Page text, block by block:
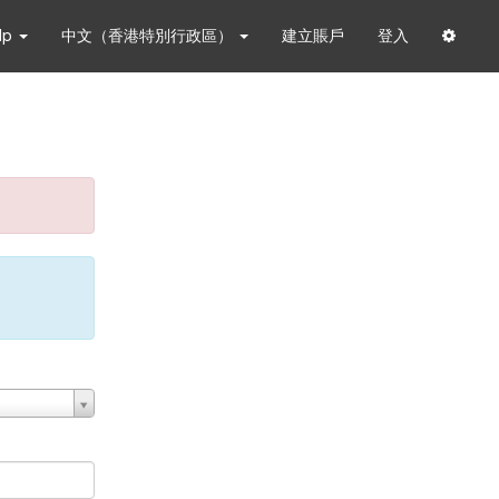
中文（香港特別行政區） 建立賬戶 登入